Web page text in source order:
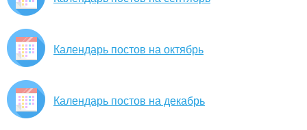
Календарь постов на октябрь
Календарь постов на декабрь